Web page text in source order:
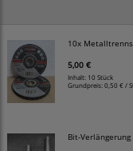
10x
5,00 €
Inhalt: 10 Stück
Grundpreis:0,50 € /
Bit-